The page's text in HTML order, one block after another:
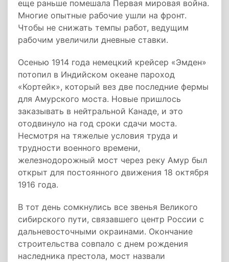
еще раньше помешала Первая мировая война.
Многие опытные рабочие ушли на фронт.
Чтобы не снижать темпы работ, ведущим
рабочим увеличили дневные ставки.
Осенью 1914 года немецкий крейсер «Эмден»
потопил в Индийском океане пароход
«Кортейк», который вез две последние фермы
для Амурского моста. Новые пришлось
заказывать в нейтральной Канаде, и это
отодвинуло на год сроки сдачи моста.
Несмотря на тяжелые условия труда и
трудности военного времени,
железнодорожный мост через реку Амур был
открыт для постоянного движения 18 октября
1916 года.
В тот день сомкнулись все звенья Великого
сибирского пути, связавшего центр России с
дальневосточными окраинами. Окончание
строительства совпало с днем рождения
наследника престола, мост назвали